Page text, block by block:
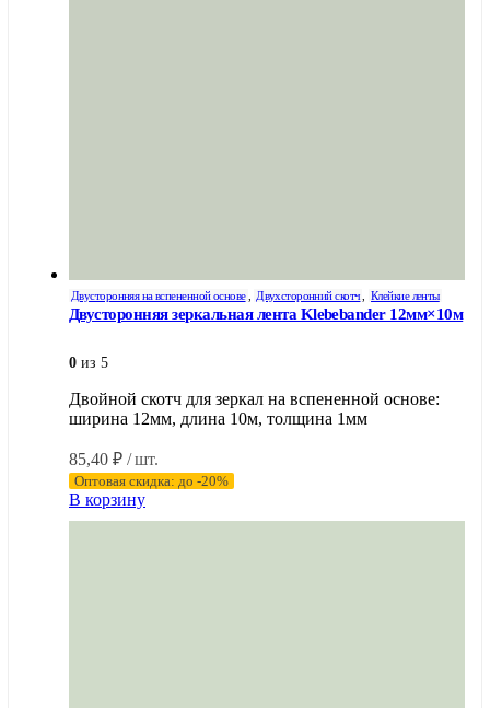
Двусторонняя на вспененной основе , Двухсторонний скотч, Клейкие ленты
Двусторонняя зеркальная лента Klebebander 12мм×10м
0 из 5
Двойной скотч для зеркал на вспененной основе:
ширина 12мм, длина 10м, толщина 1мм
85,40 ₽ / шт.
Оптовая скидка: до -20%
В корзину